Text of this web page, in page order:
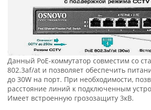
Данный PoE-коммутатор совместим со
802.3af/at и позволяет обеспечить
до 30W на порт. При необходимости,
расстояние линий к подключенным
Имеет встроенную грозозащиту 3кВ.